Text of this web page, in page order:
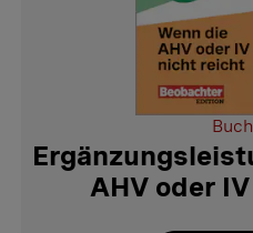
AHV oder